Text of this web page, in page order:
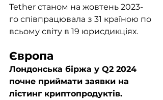
Tether станом на жовтень 2023-
го співпрацювала з 31 країною по
всьому світу в 19 юрисдикціях.
Європа
Лондонська біржа у Q2 2024
почне приймати заявки на
лістинг криптопродуктів.